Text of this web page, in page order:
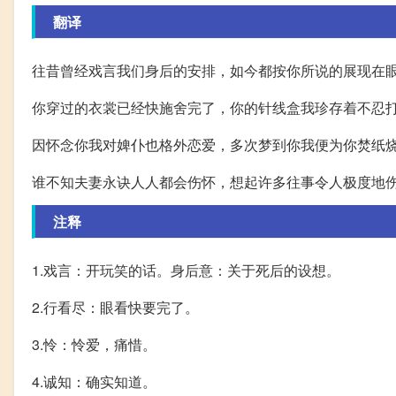
翻译
往昔曾经戏言我们身后的安排，如今都按你所说的展现在眼
你穿过的衣裳已经快施舍完了，你的针线盒我珍存着不忍打
因怀念你我对婢仆也格外恋爱，多次梦到你我便为你焚纸烧
谁不知夫妻永诀人人都会伤怀，想起许多往事令人极度地伤
注释
1.戏言：开玩笑的话。身后意：关于死后的设想。
2.行看尽：眼看快要完了。
3.怜：怜爱，痛惜。
4.诚知：确实知道。